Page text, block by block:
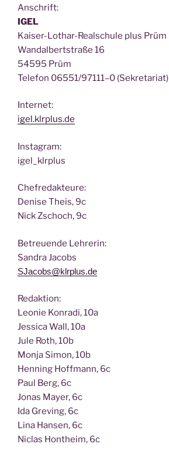
Anschrift:
IGEL
Kai­ser-Lothar-Real­schu­le plus Prüm
Wan­dal­bert­stra­ße 16
54595 Prüm
Tele­fon 06551/97111–0 (Sekre­ta­ri­at)
Inter­net:
igel.klrplus.de
Insta­gram:
igel_klrplus
Chef­re­dak­teu­re:
Deni­se Theis, 9c
Nick Zscho­ch, 9c
Betreu­en­de Lehrerin:
San­dra Jacobs
SJacobs@klrplus.de
Redak­ti­on:
Leo­nie Kon­ra­di, 10a
Jes­si­ca Wall, 10a
Jule Roth, 10b
Mon­ja Simon, 10b
Hen­ning Hoff­mann, 6c
Paul Berg, 6c
Jonas May­er, 6c
Ida Gre­ving, 6c
Lina Han­sen, 6c
Nic­las Hont­heim, 6c